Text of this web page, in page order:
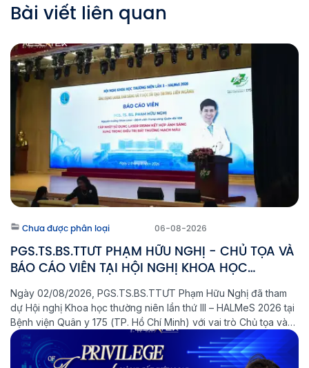
Bài viết liên quan
Chưa được phân loại 06-08-2026
PGS.TS.BS.TTƯT PHẠM HỮU NGHỊ - CHỦ TỌA VÀ
BÁO CÁO VIÊN TẠI HỘI NGHỊ KHOA HỌC
Ngày 02/08/2026, PGS.TS.BS.TTƯT Phạm Hữu Nghị đã tham
dự Hội nghị Khoa học thường niên lần thứ III – HALMeS 2026 tại
Bệnh viện Quân y 175 (TP. Hồ Chí Minh) với vai trò Chủ tọa và
Báo cáo viên. Sự kiện tiếp tục khẳng định vị thế chuyên môn
của bác sĩ trong lĩnh […]